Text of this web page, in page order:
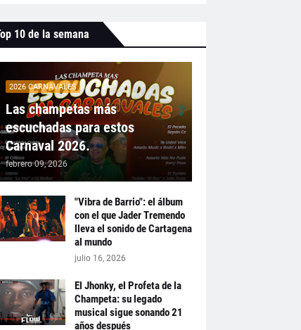
10 de la semana
2026 CARNAVALES
Las champetas más
escuchadas para estos
Carnaval 2026.
febrero 09, 2026
"Vibra de Barrio": el álbum
con el que Jader Tremendo
lleva el sonido de Cartagena
al mundo
julio 16, 2026
El Jhonky, el Profeta de la
Champeta: su legado
musical sigue sonando 21
años después